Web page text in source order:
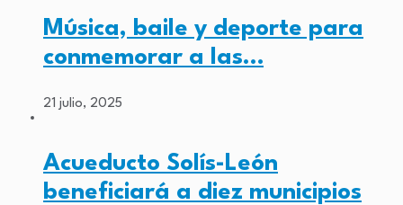
Música, baile y deporte para
conmemorar a las…
21 julio, 2025
Acueducto Solís-León
beneficiará a diez municipios